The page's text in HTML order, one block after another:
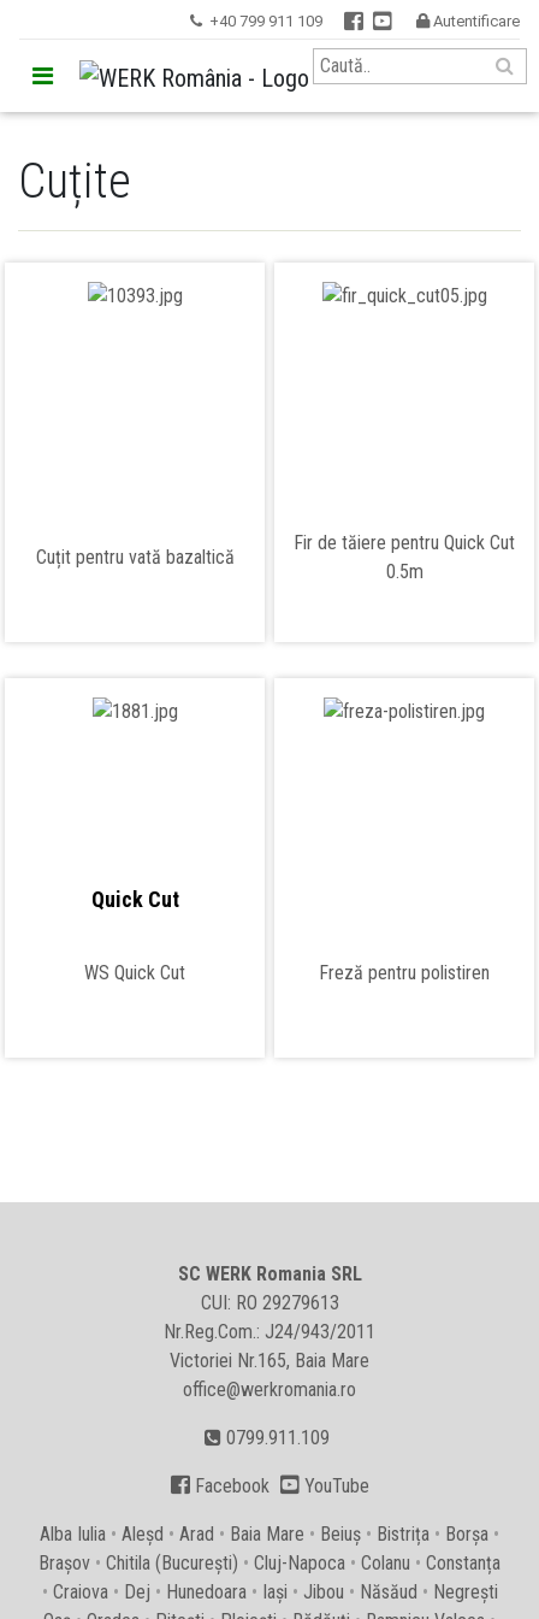
 +40 799 911 109   Autentificare
Cuțite
Cuțit pentru vată bazaltică
Fir de tăiere pentru Quick Cut
0.5m
Quick Cut
WS Quick Cut Freză pentru polistiren
SC WERK Romania SRL
CUI: RO 29279613
Nr.Reg.Com.: J24/943/2011
Victoriei Nr.165, Baia Mare
office@werkromania.ro
0799.911.109
 Facebook  YouTube
Alba Iulia • Aleșd • Arad • Baia Mare • Beiuș • Bistrița • Borșa •
Brașov • Chitila (București) • Cluj-Napoca • Colanu • Constanța
• Craiova• Dej • Hunedoara• Iași • Jibou • Năsăud • Negrești